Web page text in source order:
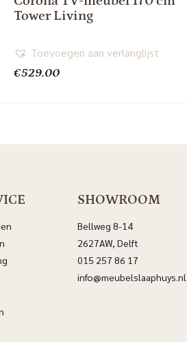
Tower Living
€529.00
Toevoegen aan verlanglijst
SHOWROOM
Bellweg 8-14
2627AW, Delft
015 257 86 17
info@meubelslaaphuys.nl